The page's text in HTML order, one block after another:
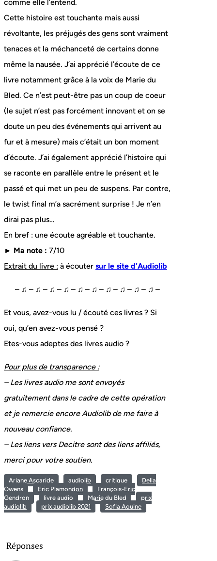
comme elle l’entend.
Cette histoire est touchante mais aussi
révoltante, les préjugés des gens sont vraiment
tenaces et la méchanceté de certains donne
même la nausée. J’ai apprécié l’écoute de ce
livre notamment grâce à la voix de Marie du
Bled. Ce n’est peut-être pas un coup de coeur
(le sujet n’est pas forcément innovant et on se
doute un peu des événements qui arrivent au
fur et à mesure) mais c’était un bon moment
d’écoute. J’ai également apprécié l’histoire qui
se raconte en parallèle entre le présent et le
passé et qui met un peu de suspens. Par contre,
le twist final m’a sacrément surprise ! Je n’en
dirai pas plus…
En bref : une écoute agréable et touchante.
► Ma note : 7/10
Extrait du livre : à écouter sur le site d’Audiolib
– ♫ – ♫ – ♫ – ♫ – ♫ – ♫ – ♫ – ♫ – ♫ – ♫ –
Et vous, avez-vous lu / écouté ces livres ? Si
oui, qu’en avez-vous pensé ?
Etes-vous adeptes des livres audio ?
Pour plus de transparence :
– Les livres audio me sont envoyés
gratuitement dans le cadre de cette opération
et je remercie encore Audiolib de me faire à
nouveau confiance.
– Les liens vers Decitre sont des liens affiliés,
merci pour votre soutien.
Ariane Ascaride audiolib critique
Delia
Owens
Eric Plamondon
François-Eric
Gendron
livre audio Marie du Bled
prix
audiolib
prix audiolib 2021 Sofia Aouine
Réponses